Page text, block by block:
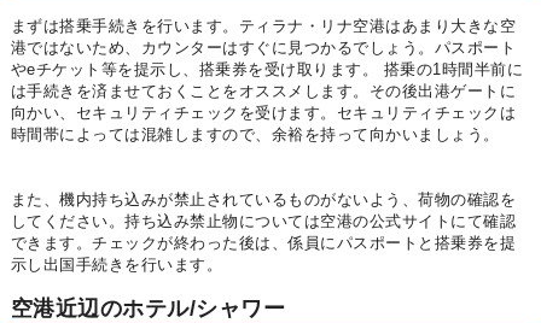
まずは搭乗手続きを行います。ティラナ・リナ空港はあまり大きな空
港ではないため、カウンターはすぐに見つかるでしょう。パスポート
やeチケット等を提示し、搭乗券を受け取ります。 搭乗の1時間半前に
は手続きを済ませておくことをオススメします。その後出港ゲートに
向かい、セキュリティチェックを受けます。セキュリティチェックは
時間帯によっては混雑しますので、余裕を持って向かいましょう。
また、機内持ち込みが禁止されているものがないよう、荷物の確認を
してください。持ち込み禁止物については空港の公式サイトにて確認
できます。チェックが終わった後は、係員にパスポートと搭乗券を提
示し出国手続きを行います。
空港近辺のホテル/シャワー